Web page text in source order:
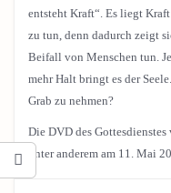
entsteht Kraft“. Es liegt
zu tun, denn dadurch zeigt
Beifall von Menschen tun.
mehr Halt bringt es der
Grab zu nehmen?
Die DVD des
unter anderem am 11. Mai